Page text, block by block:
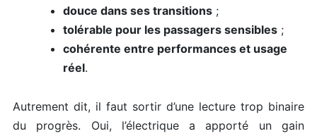
douce dans ses transitions ;
tolérable pour les passagers sensibles ;
cohérente entre performances et usage
réel.
Autrement dit, il faut sortir d’une lecture trop binaire
du progrès. Oui, l’électrique a apporté un gain